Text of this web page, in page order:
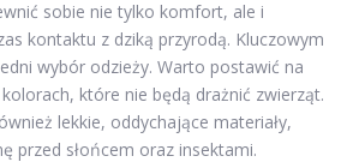
sobie nie tylko komfort, ale i
kontaktu z dziką przyrodą. Kluczowym
wybór odzieży. Warto postawić na
które nie będą drażnić zwierząt.
lekkie, oddychające materiały,
przed słońcem oraz insektami.